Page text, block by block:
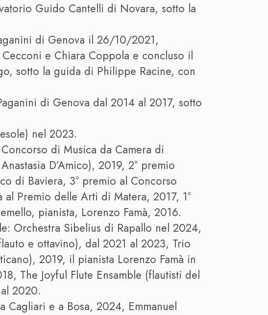
Guido Cantelli di Novara, sotto la
di Genova il 26/10/2021,
e Chiara Coppola e concluso il
sotto la guida di Philippe Racine, con
di Genova dal 2014 al 2017, sotto
nel 2023.
di Musica da Camera di
D’Amico), 2019, 2° premio
di Baviera, 3° premio al Concorso
al Premio delle Arti di Matera, 2017, 1°
pianista, Lorenzo Famà, 2016.
Orchestra Sibelius di Rapallo nel 2024,
e ottavino), dal 2021 al 2023, Trio
2019, il pianista Lorenzo Famà in
The Joyful Flute Ensamble (flautisti del
2020.
Cagliari e a Bosa, 2024, Emmanuel